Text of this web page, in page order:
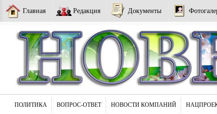
Главная Редакция Документы
ПОЛИТИКА ВОПРОС-ОТВЕТ НОВОСТИ КОМПАНИЙ